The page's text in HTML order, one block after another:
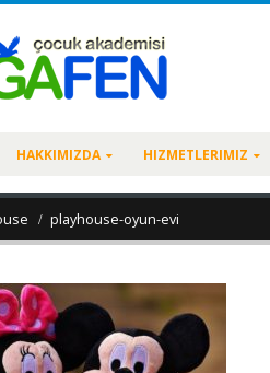
HAKKIMIZDA HIZMETLERIMIZ
playhouse-oyun-evi